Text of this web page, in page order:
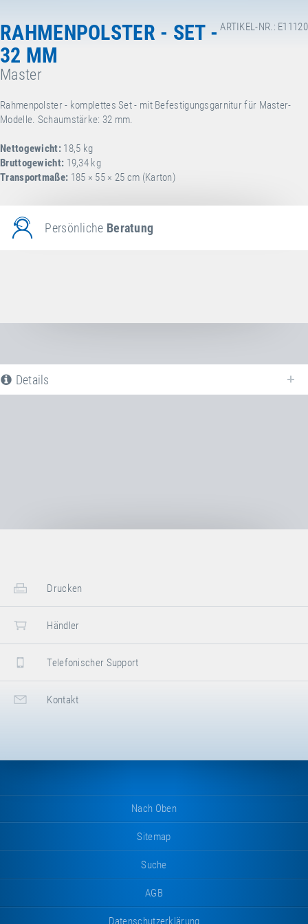
ARTIKEL-NR.: E11120
RAHMENPOLSTER - SET -
32 MM
Master
Rahmenpolster - komplettes Set - mit Befestigungsgarnitur für Master-
Modelle. Schaumstärke: 32 mm.
Nettogewicht: 18,5 kg
Bruttogewicht: 19,34 kg
Transportmaße: 185 × 55 × 25 cm (Karton)
Persönliche Beratung
Details
Drucken
Händler
Telefonischer Support
Kontakt
Nach Oben
Sitemap
Suche
AGB
Datenschutzerklärung